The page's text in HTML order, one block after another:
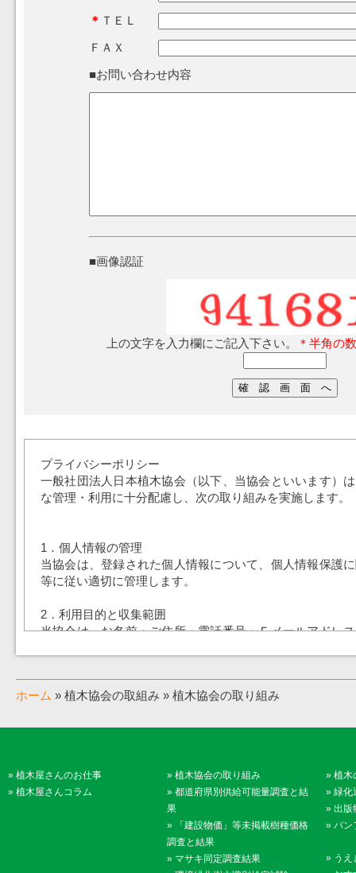
＊ ＴＥＬ
ＦＡＸ
■お問い合わせ内容
■画像認証
上の文字を入力欄にご記入下さい。 ＊半角の
プライバシーポリシー
一般社団法人日本植木協会（以下、当協会といいます）
な管理・利用に十分配慮し、次の取り組みを実施します。
1．個人情報の管理
当協会は、登録された個人情報について、個人情報保護
等に従い適切に管理します。
2．利用目的と収集範囲
当協会は、お名前・ご住所・電話番号・Ｅメールアドレ
3．個人情報の利用
だきます。
当協会は、同意いただいている場合や法令に基づき開示
ど正当な理由がある場合を除き、個人情報を第三者に提
当協会は、同意いただいた利用目的を達成するために、
ホーム » 植木協会の取組み » 植木協会の取り組み
» 植木屋さんのお仕事
» 植木屋さんコラム
» 植木協会の取り組み
» 都道府県別供給可能量調査と結
果
»
「建設物価」等未掲載樹種価格
調査と結果
» マサキ同定調査結果
» 植木
» 緑化
» 出版
» パン
» うえ